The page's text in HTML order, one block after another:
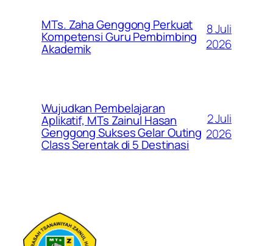
MTs. Zaha Genggong Perkuat
Kompetensi Guru Pembimbing
Akademik
8 Juli
2026
Wujudkan Pembelajaran
Aplikatif, MTs Zainul Hasan
Genggong Sukses Gelar Outing
Class Serentak di 5 Destinasi
2 Juli
2026